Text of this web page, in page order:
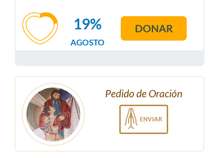
AGOSTO
19% DONAR
Pedido de Oración
ENVIAR